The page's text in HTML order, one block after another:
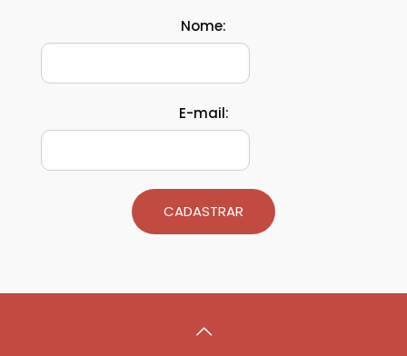
Nome:
E-mail:
CADASTRAR